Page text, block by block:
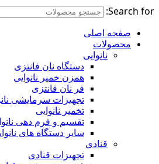
Search for:
صفحه اصلی
محصولات
نانوایی
دستگاه نان فانتزی
همزن خمیر نانوایی
فر نان فانتزی
تجهیزات سرمایشی
تخمیر نانوایی
تقسیم و فرم دهی
سایر دستگاه های
قنادی
تجهیزات قنادی